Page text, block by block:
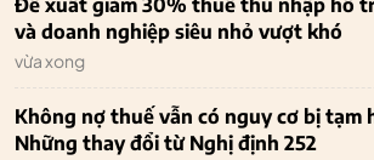
Đề xuất giảm 30% thuế thu nhập hỗ
và doanh nghiệp siêu nhỏ vượt khó
vừa xong
Không nợ thuế vẫn có nguy cơ bị tạm
Những thay đổi từ Nghị định 252